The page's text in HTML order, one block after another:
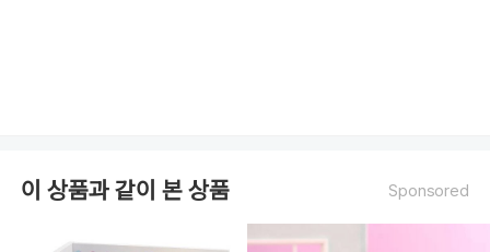
이 상품과 같이 본 상품 Sponsored